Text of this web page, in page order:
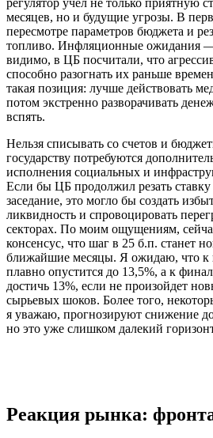
месяцев, но и будущие угрозы. В
пересмотре параметров бюджета и
топливо. Инфляционные ожидания
видимо, в ЦБ посчитали, что
способно разогнать их раньше
такая позиция: лучше действовать
потом экстренно разворачивать
вспять.
Нельзя списывать со счетов и
государству потребуются
исполнения социальных и
Если бы ЦБ продолжил резать ставку
заседание, это могло бы создать
ликвидность и спровоцировать
секторах. По моим ощущениям,
консенсус, что шаг в 25 б.п. станет
ближайшие месяцы. Я ожидаю, что к
плавно опустится до 13,5%, а к
достичь 13%, если не произойдет
сырьевых шоков. Более того,
я уважаю, прогнозируют снижение
но это уже слишком далекий
Реакция рынка: